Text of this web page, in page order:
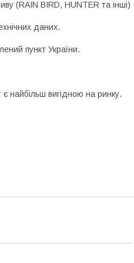
(RAIN BIRD, HUNTER та інші)
даних.
пункт України.
найбільш вигідною на ринку.